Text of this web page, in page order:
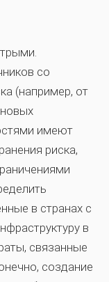
со
(например, от
имеют
риска,
в странах с
в
связанные
создание